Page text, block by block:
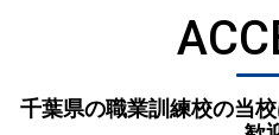
千葉県の職業訓練校の当